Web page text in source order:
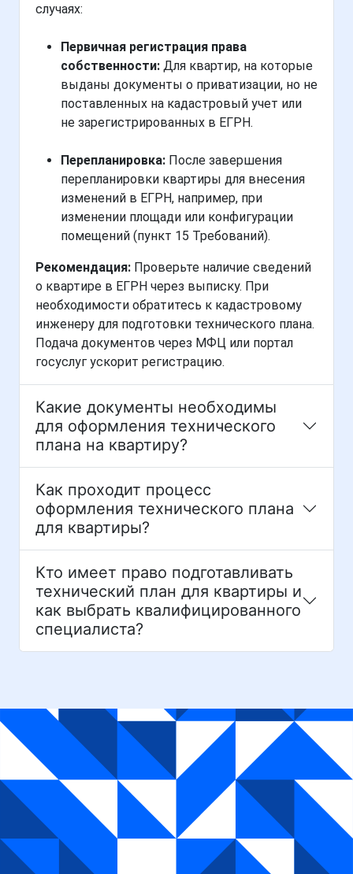
случаях:
Первичная регистрация права
собственности: Для квартир, на которые
выданы документы о приватизации, но не
поставленных на кадастровый учет или
не зарегистрированных в ЕГРН.
Перепланировка: После завершения
перепланировки квартиры для внесения
изменений в ЕГРН, например, при
изменении площади или конфигурации
помещений (пункт 15 Требований).
Рекомендация: Проверьте наличие сведений
о квартире в ЕГРН через выписку. При
необходимости обратитесь к кадастровому
инженеру для подготовки технического плана.
Подача документов через МФЦ или портал
госуслуг ускорит регистрацию.
Какие документы необходимы
для оформления технического
плана на квартиру?
Как проходит процесс
оформления технического плана
для квартиры?
Кто имеет право подготавливать
технический план для квартиры и
как выбрать квалифицированного
специалиста?